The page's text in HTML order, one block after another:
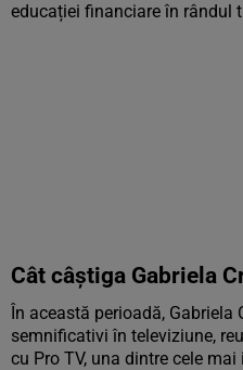
educației financiare în rândul
Cât câștiga Gabriela
În această perioadă,
semnificativi în televiziune,
cu Pro TV, una dintre cele